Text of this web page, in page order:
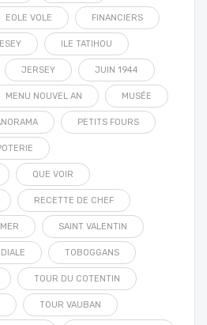
EOLE VOLE FINANCIERS
ILE TATIHOU
JERSEY JUIN 1944
MENU NOUVEL AN MUSÉE
PETITS FOURS
QUE VOIR
RECETTE DE CHEF
SAINT VALENTIN
TOBOGGANS
TOUR DU COTENTIN
TOUR VAUBAN